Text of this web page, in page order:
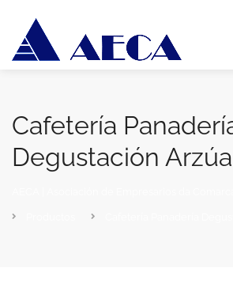
Cafetería
Degustación Arzúa